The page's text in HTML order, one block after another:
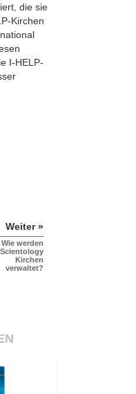
die sie
Kirchen
I-HELP-
Weiter »
Wie werden
Scientology
Kirchen
verwaltet?